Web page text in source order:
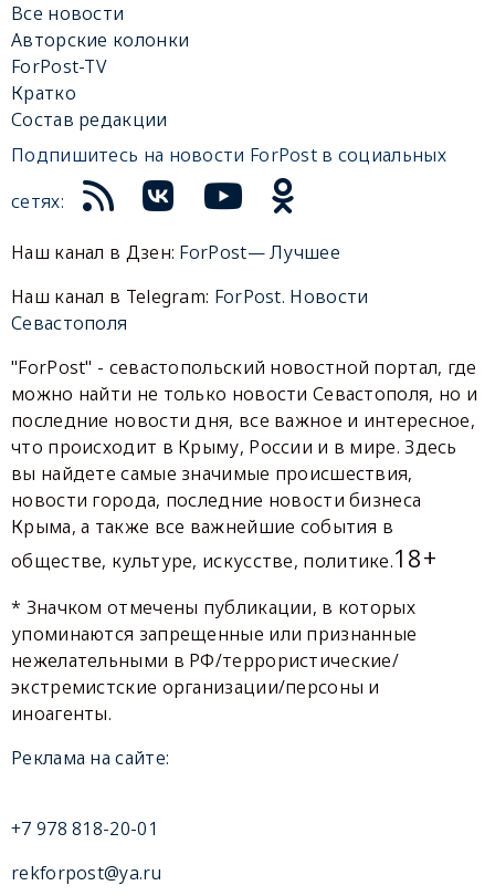
Все новости
Авторские колонки
ForPost-TV
Кратко
Состав редакции
Подпишитесь на новости ForPost в социальных
сетях:
Наш канал в Дзен: ForPost— Лучшее
Наш канал в Telegram: ForPost. Новости
Севастополя
"ForPost" - севастопольский новостной портал, где
можно найти не только новости Севастополя, но и
последние новости дня, все важное и интересное,
что происходит в Крыму, России и в мире. Здесь
вы найдете самые значимые происшествия,
новости города, последние новости бизнеса
Крыма, а также все важнейшие события в
обществе, культуре, искусстве, политике.18+
* Значком отмечены публикации, в которых
упоминаются запрещенные или признанные
нежелательными в РФ/террористические/
экстремистские организации/персоны и
иноагенты.
Реклама на сайте:
+7 978 818-20-01
rekforpost@ya.ru